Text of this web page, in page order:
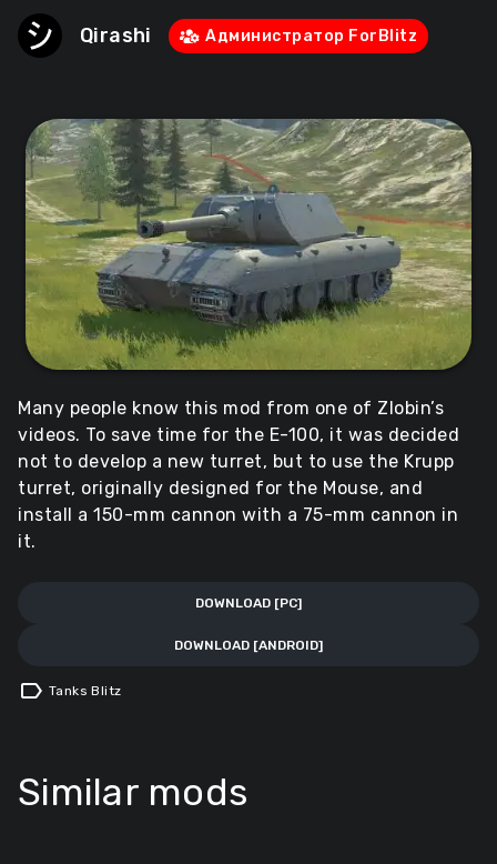
Qirashi Администратор ForBlitz
Many people know this mod from one of Zlobin’s
videos. To save time for the E-100, it was decided
not to develop a new turret, but to use the Krupp
turret, originally designed for the Mouse, and
install a 150-mm cannon with a 75-mm cannon in
it.
DOWNLOAD [PC]
DOWNLOAD [ANDROID]
label Tanks Blitz
Similar mods